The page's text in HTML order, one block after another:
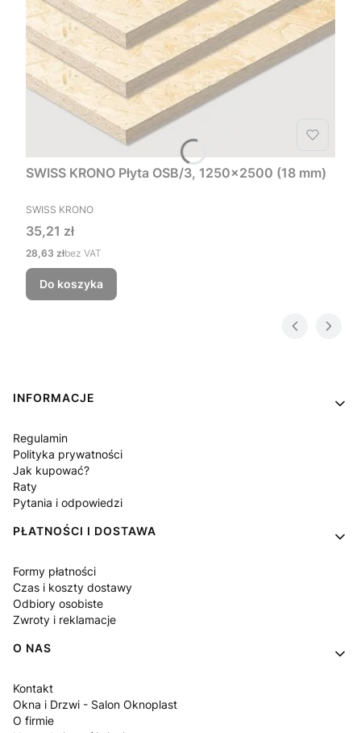
SWISS KRONO Płyta OSB/3, 1250x2500 (18 mm)
PRODUCENT
SWISS KRONO
Cena
35,21 zł
Cena
28,63 złbez VAT
Do koszyka
Linki w stopce
INFORMACJE
Regulamin
Polityka prywatności
Jak kupować?
Raty
Pytania i odpowiedzi
PŁATNOŚCI I DOSTAWA
Formy płatności
Czas i koszty dostawy
Odbiory osobiste
Zwroty i reklamacje
O NAS
Kontakt
Okna i Drzwi - Salon Oknoplast
O firmie